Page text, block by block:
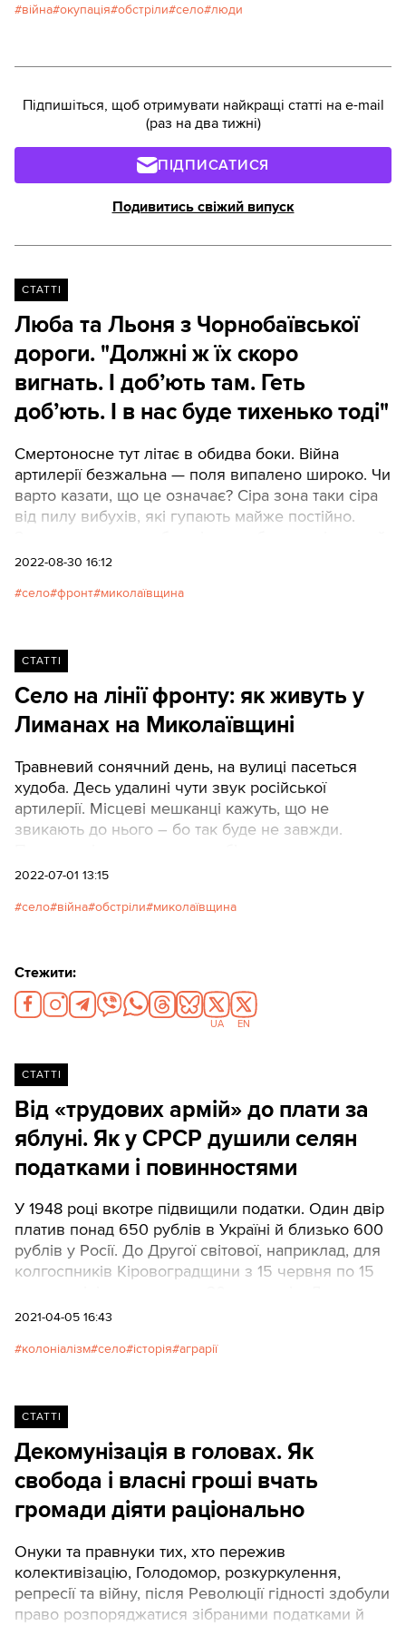
війна окупація обстріли село люди
Підпишіться, щоб отримувати найкращі статті на e-mail
(раз на два тижні)
ПІДПИСАТИСЯ
Подивитись свіжий випуск
СТАТТІ
Люба та Льоня з Чорнобаївської
дороги. "Должні ж їх скоро
вигнать. І доб’ють там. Геть
доб’ють. І в нас буде тихенько тоді"
Смертоносне тут літає в обидва боки. Війна
артилерії безжальна — поля випалено широко. Чи
варто казати, що це означає? Сіра зона таки сіра
від пилу вибухів, які гупають майже постійно.
підпирає небо руїнами хат. Безлюдно.
2022-08-30 16:12
село фронт миколаївщина
СТАТТІ
Село на лінії фронту: як живуть у
Лиманах на Миколаївщині
Травневий сонячний день, на вулиці пасеться
худоба. Десь удалині чути звук російської
артилерії. Місцеві мешканці кажуть, що не
звикають до нього – бо так буде не завжди.
Лимани, що біля Миколаєва, і застосовують навіть
сили хотіли пройти крізь село на Миколаїв, але їм
близько 3 км.
2022-07-01 13:15
село війна обстріли миколаївщина
Стежити:
UA EN
СТАТТІ
Від «трудових армій» до плати за
яблуні. Як у СРСР душили селян
податками і повинностями
У 1948 році вкотре підвищили податки. Один двір
платив понад 650 рублів в Україні й близько 600
рублів у Росії. До Другої світової, наприклад, для
колгоспників Кіровоградщини з 15 червня по 15
роботи у колгоспі в середньому рівнявся до 0,5
почалося лише з 1974 року (тоді видали
2021-04-05 16:43
колоніалізм село історія аграрії
СТАТТІ
Декомунізація в головах. Як
свобода і власні гроші вчать
громади діяти раціонально
Онуки та правнуки тих, хто пережив
колективізацію, Голодомор, розкуркулення,
репресії та війну, після Революції гідності здобули
право розпоряджатися зібраними податками й